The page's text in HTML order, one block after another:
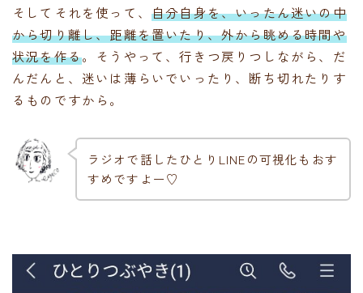
そしてそれを使って、 自分自身を、いったん迷いの中
から切り離し、距離を置いたり、外から眺める時間や
状況を作る。そうやって、行きつ戻りつしながら、だ
んだんと、迷いは薄らいでいったり、断ち切れたりす
るものですから。
ラジオで話したひとりLINEの可視化もおす
すめですよー♡